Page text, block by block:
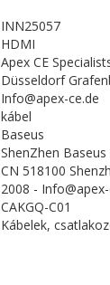
INN25057
HDMI
Apex CE
Düsseldorf
Info@apex-ce.de
kábel
Baseus
ShenZhen
CN 518100
2008 -
CAKGQ-C01
Kábelek,